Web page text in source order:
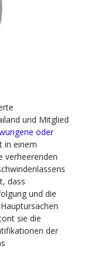
und Mitglied
oder
in einem
verheerenden
dass
und die
sie die
der